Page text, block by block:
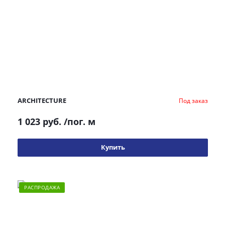
ARCHITECTURE Под заказ
1 023 руб. /пог. м
Купить
РАСПРОДАЖА